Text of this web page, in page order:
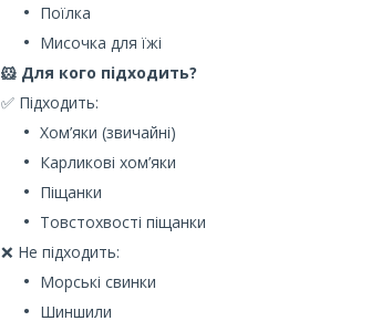
Поїлка
Мисочка для їжі
🐹 Для кого підходить?
✅ Підходить:
Хом’яки (звичайні)
Карликові хом’яки
Піщанки
Товстохвості піщанки
❌ Не підходить:
Морські свинки
Шиншили